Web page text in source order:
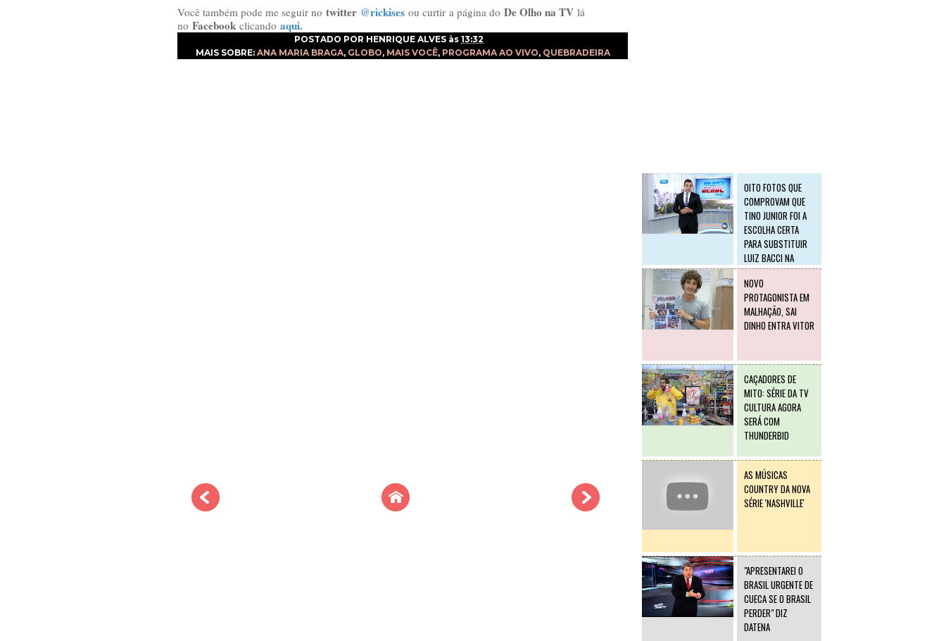
Você também pode me seguir no twitter @rickises ou curtir a página do De Olho na TV lá
no Facebook clicando aqui.
POSTADO POR HENRIQUE ALVES às 13:32
MAIS SOBRE: ANA MARIA BRAGA, GLOBO, MAIS VOCÊ, PROGRAMA AO VIVO, QUEBRADEIRA
OITO FOTOS QUE
COMPROVAM QUE
TINO JUNIOR FOI A
ESCOLHA CERTA
PARA SUBSTITUIR
LUIZ BACCI NA
RECORD
NOVO
PROTAGONISTA EM
MALHAÇÃO, SAI
DINHO ENTRA VITOR
CAÇADORES DE
MITO: SÉRIE DA TV
CULTURA AGORA
SERÁ COM
THUNDERBID
AS MÚSICAS
COUNTRY DA NOVA
SÉRIE 'NASHVILLE'
"APRESENTAREI O
BRASIL URGENTE DE
CUECA SE O BRASIL
PERDER" DIZ
DATENA